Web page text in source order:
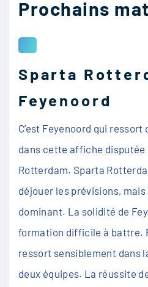
Prochains
Sparta
Feyenoord
C’est Feyenoord qui
dans cette affiche disputée
Rotterdam. Sparta
déjouer les prévisions,
dominant. La solidité de
formation difficile à battre.
ressort sensiblement dans
deux équipes. La réussite